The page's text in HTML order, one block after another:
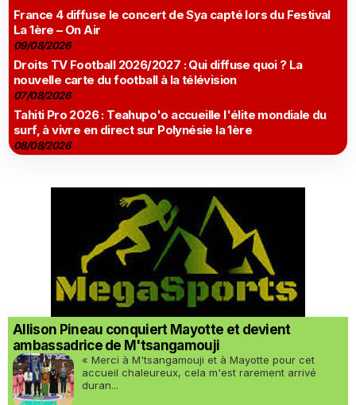
France 4 diffuse le concert de Sya capté lors du Festival
La 1ère – On Air
09/08/2026
Droits TV Football 2026/2027 : Qui diffuse quoi ? La
nouvelle carte du football à la télévision
07/08/2026
Tahiti Pro 2026 : Teahupo'o accueille l'élite mondiale du
surf, à vivre en direct sur Polynésie la 1ère
08/08/2026
Allison Pineau conquiert Mayotte et devient
ambassadrice de M'tsangamouji
« Merci à M'tsangamouji et à Mayotte pour cet
accueil chaleureux, cela m'est rarement arrivé
duran...